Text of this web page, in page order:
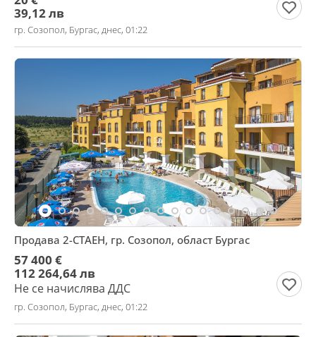
39,12 лв
гр. Созопол, Бургас, днес, 01:22
Продава 2-СТАЕН, гр. Созопол, област Бургас
57 400 €
112 264,64 лв
Не се начислява ДДС
гр. Созопол, Бургас, днес, 01:22